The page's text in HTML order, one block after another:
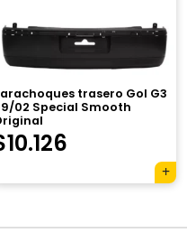
trasero Gol G3
02 Special Smooth
10.126
×
vacío.